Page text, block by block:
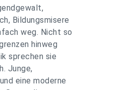
Bildungsmisere
weg. Nicht so
hinweg
sprechen sie
Junge,
eine moderne